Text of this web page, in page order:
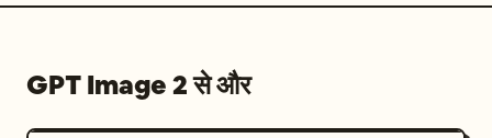
GPT Image 2 से और